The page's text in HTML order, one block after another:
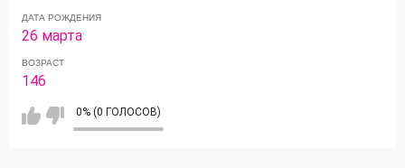
ДАТА РОЖДЕНИЯ
26 марта
ВОЗРАСТ
146
0% (0 ГОЛОСОВ)